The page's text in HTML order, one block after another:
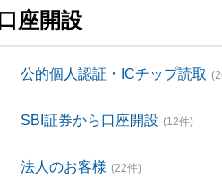
口座開設
公的個人認証・ICチップ読取
SBI証券から口座開設 (12件)
法人のお客様 (22件)